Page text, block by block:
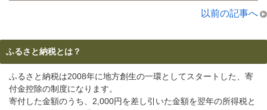
以前の記事へ
ふるさと納税とは？
ふるさと納税は2008年に地方創生の一環としてスタートした、寄
付金控除の制度になります。
寄付した金額のうち、2,000円を差し引いた金額を翌年の所得税と